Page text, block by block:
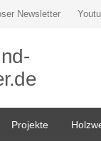
Newsletter
Projekte